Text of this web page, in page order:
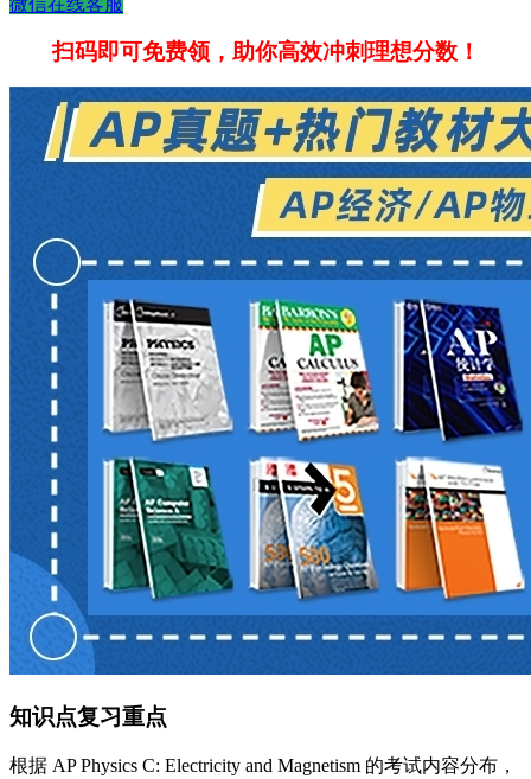
微信在线客服
扫码即可免费领，助你高效冲刺理想分数！
知识点复习重点
根据 AP Physics C: Electricity and Magnetism 的考试内容分布，